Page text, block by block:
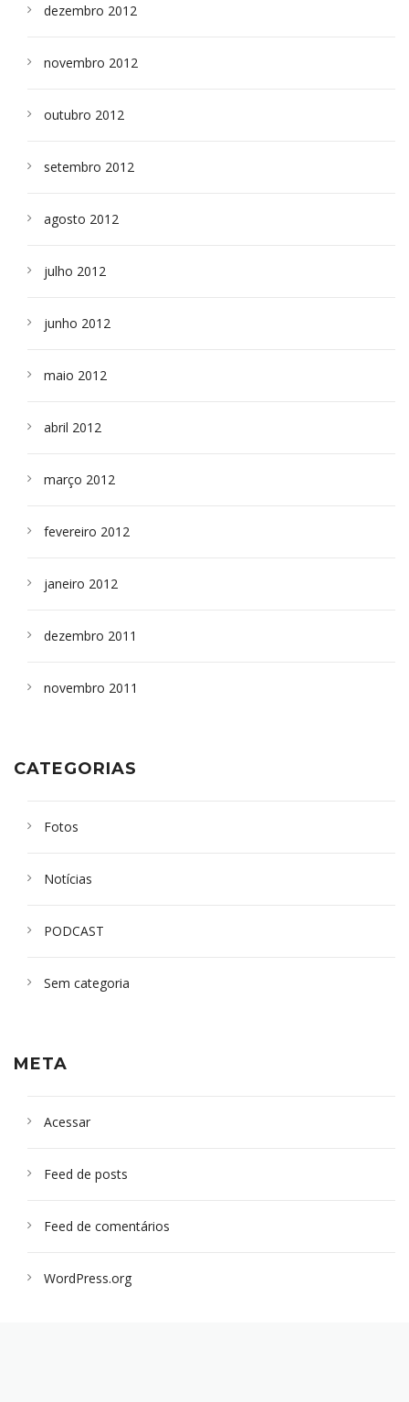
dezembro 2012
novembro 2012
outubro 2012
setembro 2012
agosto 2012
julho 2012
junho 2012
maio 2012
abril 2012
março 2012
fevereiro 2012
janeiro 2012
dezembro 2011
novembro 2011
CATEGORIAS
Fotos
Notícias
PODCAST
Sem categoria
META
Acessar
Feed de posts
Feed de comentários
WordPress.org